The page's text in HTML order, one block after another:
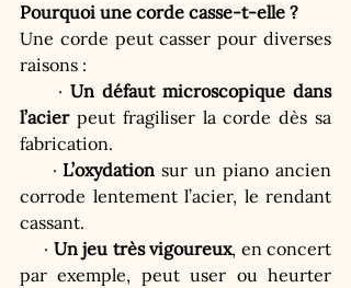
Pourquoi une corde casse-t-elle ?
Une corde peut casser pour diverses
raisons :
     ·
Un défaut microscopique dans
l’acier peut fragiliser la corde dès sa
fabrication.
     ·
L’oxydation sur un piano ancien
corrode lentement l’acier, le rendant
cassant.
     ·
Un jeu très vigoureux, en concert
par exemple, peut user ou heurter